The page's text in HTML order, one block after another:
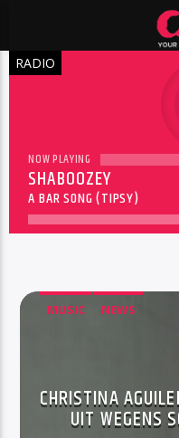
RADIO
NOW PLAYING
SHABOOZEY
A BAR SONG (TIPSY)
MUSIC NEWS
CHRISTINA
UIT WEGENS